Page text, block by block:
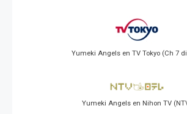
Yumeki Angels en TV Tokyo (Ch 7
Yumeki Angels en Nihon TV